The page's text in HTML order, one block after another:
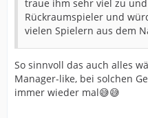
traue ihm sehr viel zu
Rückraumspieler und
vielen Spielern aus dem
So sinnvoll das auch alles
Manager-like, bei solchen
immer wieder mal😅😅